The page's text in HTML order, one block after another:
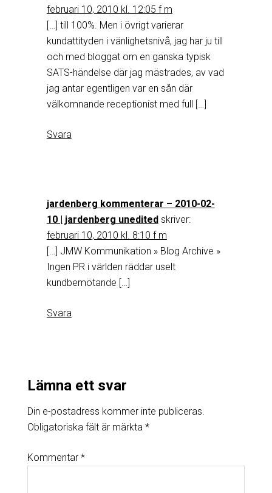
februari 10, 2010 kl. 12:05 f m
[…] till 100%. Men i övrigt varierar
kundattityden i vänlighetsnivå, jag har ju till
och med bloggat om en ganska typisk
SATS-händelse där jag mästrades, av vad
jag antar egentligen var en sån där
välkomnande receptionist med full […]
Svara
jardenberg kommenterar – 2010-02-
10 | jardenberg unedited skriver:
februari 10, 2010 kl. 8:10 f m
[…] JMW Kommunikation » Blog Archive »
Ingen PR i världen räddar uselt
kundbemötande […]
Svara
Lämna ett svar
Din e-postadress kommer inte publiceras.
Obligatoriska fält är märkta *
Kommentar *